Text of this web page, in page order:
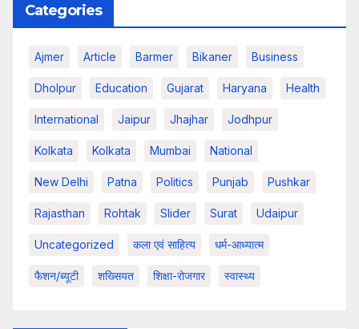
Categories
Ajmer Article Barmer Bikaner Business
Dholpur Education Gujarat Haryana Health
International Jaipur Jhajhar Jodhpur
Kolkata Kolkata Mumbai National
New Delhi Patna Politics Punjab Pushkar
Rajasthan Rohtak Slider Surat Udaipur
Uncategorized कला एवं साहित्य धर्म-आध्यात्म
फैशन/ब्यूटी शख्सियत शिक्षा-रोजगार स्वास्थ्य